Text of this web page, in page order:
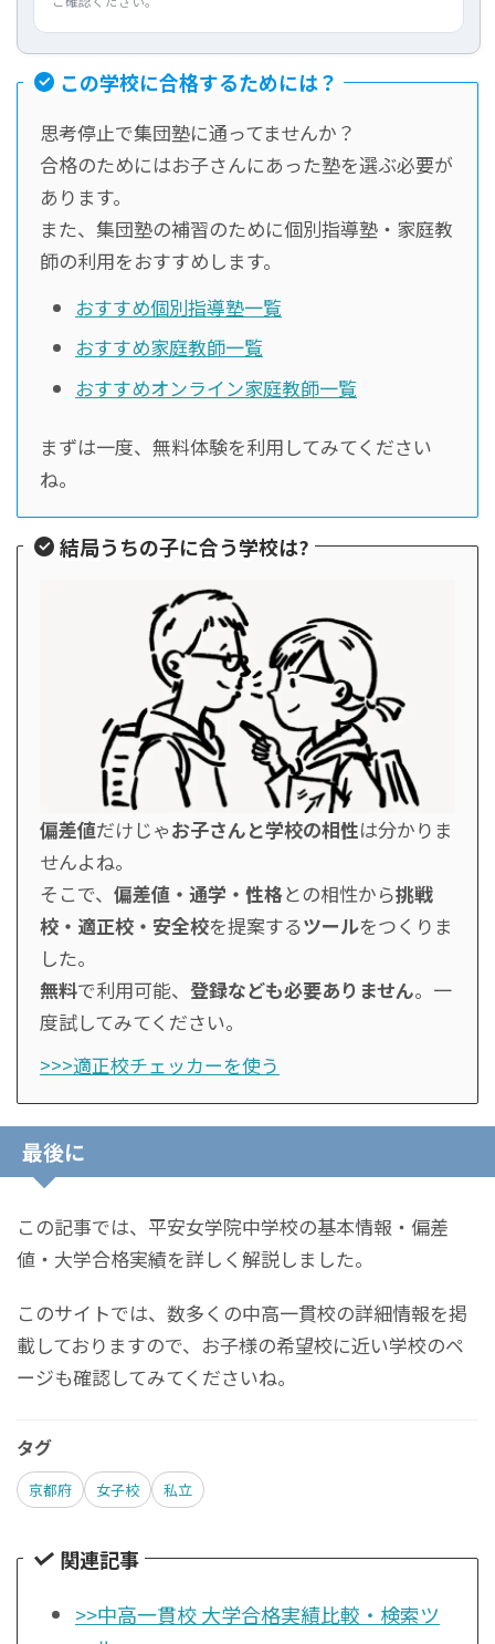
この学校に合格するためには？
思考停止で集団塾に通ってませんか？
合格のためにはお子さんにあった塾を選ぶ必要が
あります。
また、集団塾の補習のために個別指導塾・家庭教
師の利用をおすすめします。
おすすめ個別指導塾一覧
おすすめ家庭教師一覧
おすすめオンライン家庭教師一覧
まずは一度、無料体験を利用してみてください
ね。
結局うちの子に合う学校は?
偏差値だけじゃお子さんと学校の相性は分かりま
せんよね。
そこで、 偏差値・通学・性格との相性から挑戦
校・適正校・安全校を提案するツールをつくりま
した。
無料で利用可能、 登録なども必要ありません。一
度試してみてください。
>>>適正校チェッカーを使う
最後に
この記事では、平安女学院中学校の基本情報・偏差
値・大学合格実績を詳しく解説しました。
このサイトでは、数多くの中高一貫校の詳細情報を掲
載しておりますので、お子様の希望校に近い学校のペ
ージも確認してみてくださいね。
タグ
京都府 女子校 私立
関連記事
>>中高一貫校 大学合格実績比較・検索ツ